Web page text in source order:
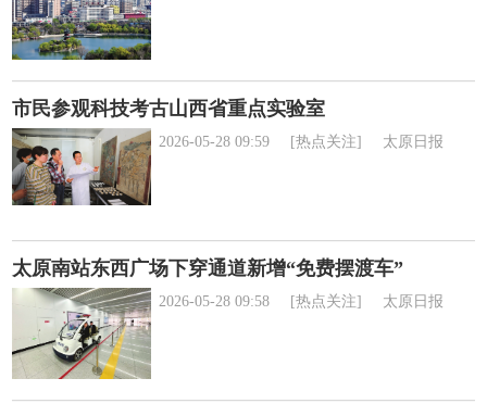
市民参观科技考古山西省重点实验室
2026-05-28 09:59 [热点关注] 太原日报
太原南站东西广场下穿通道新增“免费摆渡车”
2026-05-28 09:58 [热点关注] 太原日报